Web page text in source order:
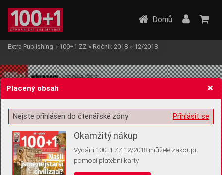
Žádost o souhlas s ukládáním volitelných informací
Domů
Extra Publishing » 100+1 ZZ » Ročník 2018 » 12/2018
Placený obsah
Přihlásit se
Nejste přihlášen do čtenářské zóny
Okamžitý nákup
Vydání 100+1 ZZ 12/2018 můžete zakoupit
pomocí platební karty